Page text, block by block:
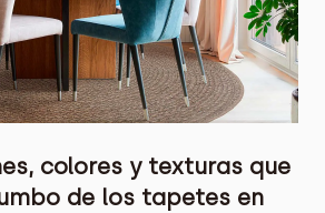
colores y texturas que
de los tapetes en